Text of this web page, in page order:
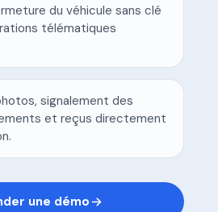
du véhicule sans clé
télématiques
signalement des
et reçus directement
une démo